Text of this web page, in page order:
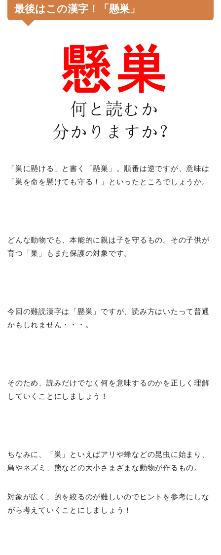
最後はこの漢字！「懸巣」
「巣に懸ける」と書く「懸巣」。順番は逆ですが、意味は
「巣を命を懸けても守る！」といったところでしょうか。
どんな動物でも、本能的に親は子を守るもの。その子供が
育つ「巣」もまた保護の対象です。
今回の難読漢字は「懸巣」ですが、読み方はいたって普通
かもしれません・・・。
そのため、読みだけでなく何を意味するのかを正しく理解
していくことにしましょう！
ちなみに、「巣」といえばアリや蜂などの昆虫に始まり、
鳥やネズミ、熊などの大小さまざまな動物が作るもの。
対象が広く、的を絞るのが難しいのでヒントを参考にしな
がら考えていくことにしましょう！